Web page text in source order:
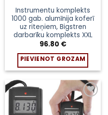
Instrumentu komplekts
1000 gab. alumīnija koferī
uz riteņiem, Bigstren
darbarīku komplekts XXL
96.80 €
PIEVIENOT GROZAM
Pievienot
sarakstam